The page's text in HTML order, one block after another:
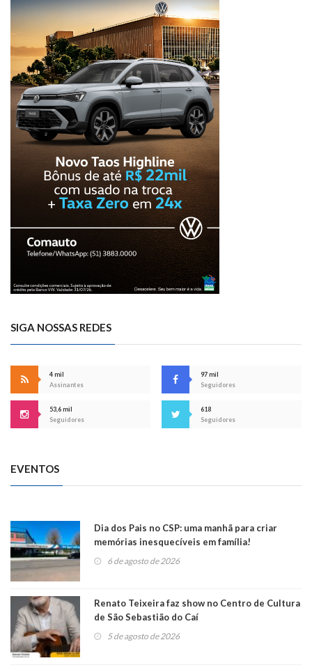
SIGA NOSSAS REDES
4 mil
Assinantes
97 mil
Seguidores
53,6 mil
Seguidores
618
Seguidores
EVENTOS
Dia dos Pais no CSP: uma manhã para criar
memórias inesquecíveis em família!
6 de agosto de 2026
Renato Teixeira faz show no Centro de Cultura
de São Sebastião do Caí
5 de agosto de 2026